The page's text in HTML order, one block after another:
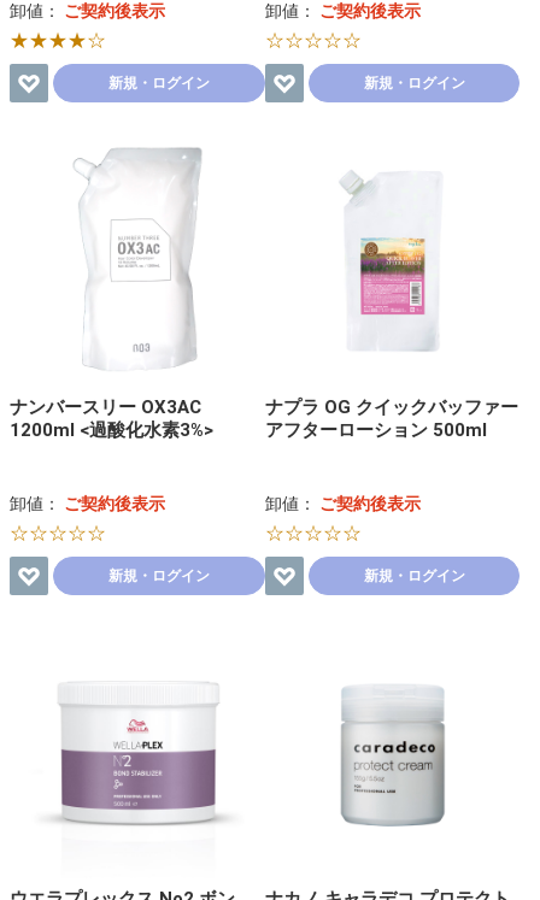
卸値： ご契約後表示
★★★★☆
新規・ログイン
卸値： ご契約後表示
☆☆☆☆☆
新規・ログイン
ナンバースリー OX3AC
1200ml <過酸化水素3%>
卸値： ご契約後表示
☆☆☆☆☆
新規・ログイン
ナプラ OG クイックバッファー
アフターローション 500ml
卸値： ご契約後表示
☆☆☆☆☆
新規・ログイン